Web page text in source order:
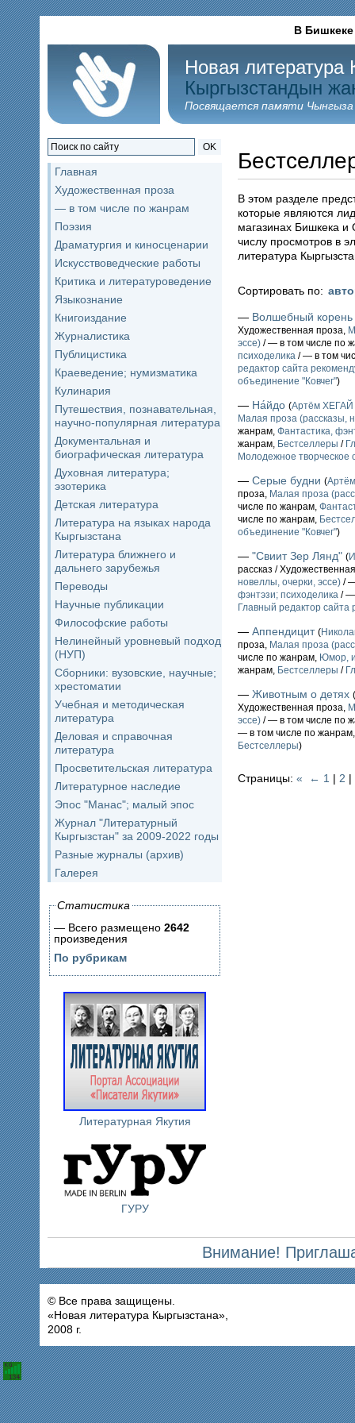
В Бишкеке
Новая литература
Кыргызстандын
Посвящается памяти
OK
Главная
Художественная проза
— в том числе по жанрам
Поэзия
Драматургия и киносценарии
Искусствоведческие работы
Критика и литературоведение
Языкознание
Книгоиздание
Журналистика
Публицистика
Краеведение; нумизматика
Кулинария
Путешествия, познавательная,
научно-популярная литература
Документальная и
биографическая литература
Духовная литература;
эзотерика
Детская литература
Литература на языках народа
Кыргызстана
Литература ближнего и
дальнего зарубежья
Переводы
Научные публикации
Философские работы
Нелинейный уровневый подход
(НУП)
Сборники: вузовские, научные;
хрестоматии
Учебная и методическая
литература
Деловая и справочная
литература
Просветительская литература
Литературное наследие
Эпос "Манас"; малый эпос
Журнал "Литературный
Кыргызстан" за 2009-2022 годы
Разные журналы (архив)
Галерея
Статистика
— Всего размещено 2642
произведения
По рубрикам
Литературная Якутия
ГУРУ
В этом разделе
которые являются
магазинах Бишкека
числу просмотров в
литература
Сортировать по:
— Волшебный корень
Художественная проза,
эссе) / — в том числе по
психоделика / — в том
редактор сайта
объединение "Ковчег")
— На́йдо (Артём ХЕГАЙ
Малая проза (рассказы,
жанрам, Фантастика,
жанрам, Бестселлеры /
Молодежное творческое
— Серые будни (
проза, Малая проза
числе по жанрам,
числе по жанрам,
объединение "Ковчег")
— "Свиит Зер Лянд" (
рассказ /
новеллы, очерки, эссе) /
фэнтэзи; психоделика / —
Главный редактор сайта
— Аппендицит (
проза, Малая проза
числе по жанрам, Юмор,
жанрам, Бестселлеры /
— Животным о детях (
Художественная проза,
эссе) / — в том числе по
— в том числе по
Бестселлеры)
Страницы: « ← 1 | 2 |
Внимание!
© Все права защищены.
«Новая литература Кыргызстана»,
2008 г.